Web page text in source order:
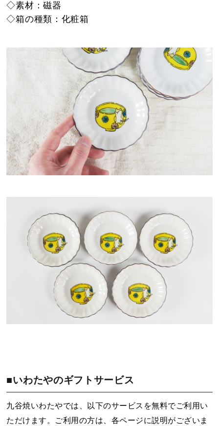
◇素材：磁器
◇箱の種類：化粧箱
■いわたやのギフトサービス
九谷焼いわたやでは、以下のサービスを無料でご利用い
ただけます。ご利用の方は、各ページに説明がございま